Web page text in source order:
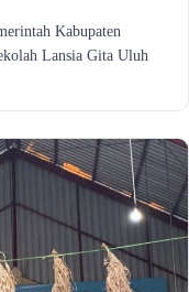
Kabupaten
Lansia Gita Uluh